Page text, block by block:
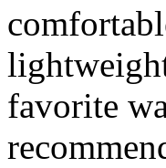
favorite